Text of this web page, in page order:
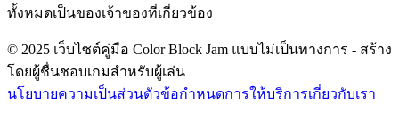
ทั้งหมดเป็นของเจ้าของที่เกี่ยวข้อง
© 2025 เว็บไซต์คู่มือ Color Block Jam แบบไม่เป็นทางการ - สร้าง
โดยผู้ชื่นชอบเกมสำหรับผู้เล่น
นโยบายความเป็นส่วนตัวข้อกำหนดการให้บริการเกี่ยวกับเรา